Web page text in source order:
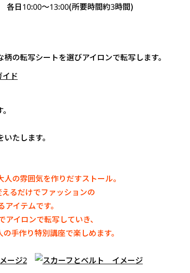
日10:00～13:00(所要時間約3時間)
の転写シートを選びアイロンで転写します。
ド
たします。
の雰囲気を作りだすストール。
るだけでファッションの
イテムです。
イロンで転写していき、
手作り特別講座で楽しめます。